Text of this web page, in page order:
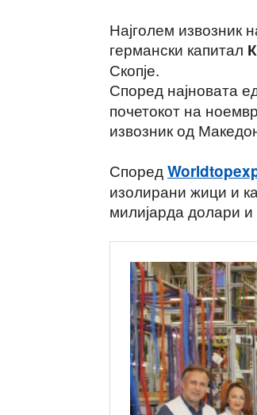
Најголем извозник
германски капитал
Скопје.
Според најновата
почетокот на
извозник од
СпоредWorld
изолирани жици и
милијарда долари